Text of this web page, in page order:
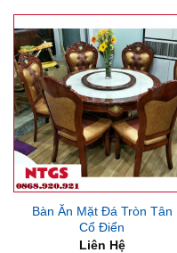
Bàn Ăn Mặt Đá Tròn Tân
Cổ Điển
Liên Hệ